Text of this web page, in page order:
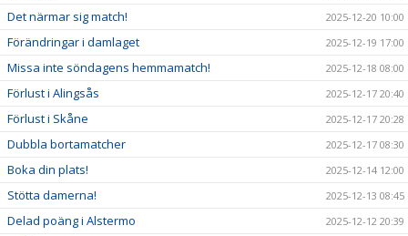
Det närmar sig match! 2025-12-20 10:00
Förändringar i damlaget 2025-12-19 17:00
Missa inte söndagens hemmamatch! 2025-12-18 08:00
Förlust i Alingsås 2025-12-17 20:40
Förlust i Skåne 2025-12-17 20:28
Dubbla bortamatcher 2025-12-17 08:30
Boka din plats! 2025-12-14 12:00
Stötta damerna! 2025-12-13 08:45
Delad poäng i Alstermo 2025-12-12 20:39